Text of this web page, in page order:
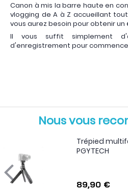
Canon à mis la barre haute en
vlogging de A à Z accueillant
vous aurez besoin pour obtenir un
Il vous suffit simplement
d'enregistrement pour
Nous vous
Trépied
PGYTECH
89,90 €